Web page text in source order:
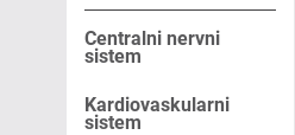
Centralni nervni
sistem
Kardiovaskularni
sistem